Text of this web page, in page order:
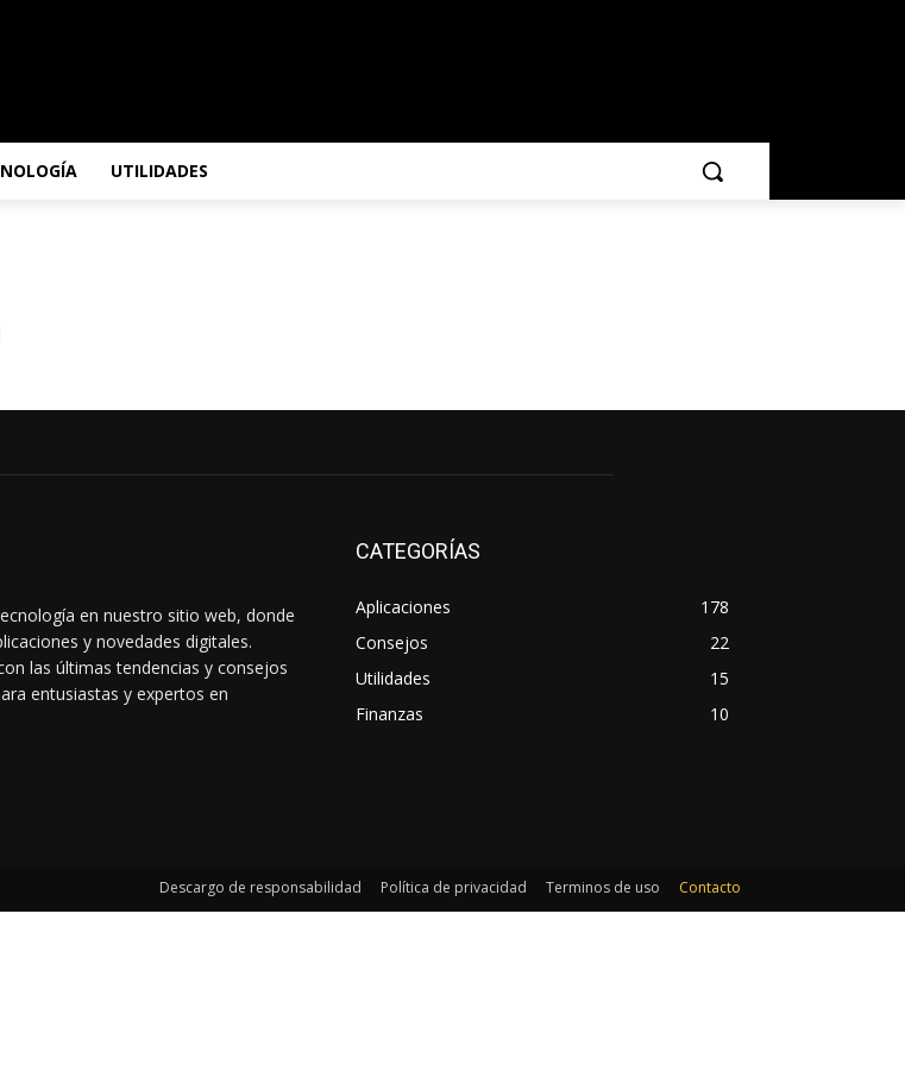
UTILIDADES
en nuestro sitio web, donde
y novedades digitales.
las últimas tendencias y consejos
entusiastas y expertos en
CATEGORÍAS
Aplicaciones
178
Consejos
22
Utilidades
15
Finanzas
10
Descargo de responsabilidad Política de privacidad Terminos de uso Contacto